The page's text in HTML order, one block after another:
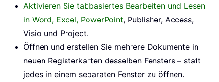
Aktivieren Sie tabbasiertes Bearbeiten und Lesen
in Word, Excel, PowerPoint, Publisher, Access,
Visio und Project.
Öffnen und erstellen Sie mehrere Dokumente in
neuen Registerkarten desselben Fensters – statt
jedes in einem separaten Fenster zu öffnen.